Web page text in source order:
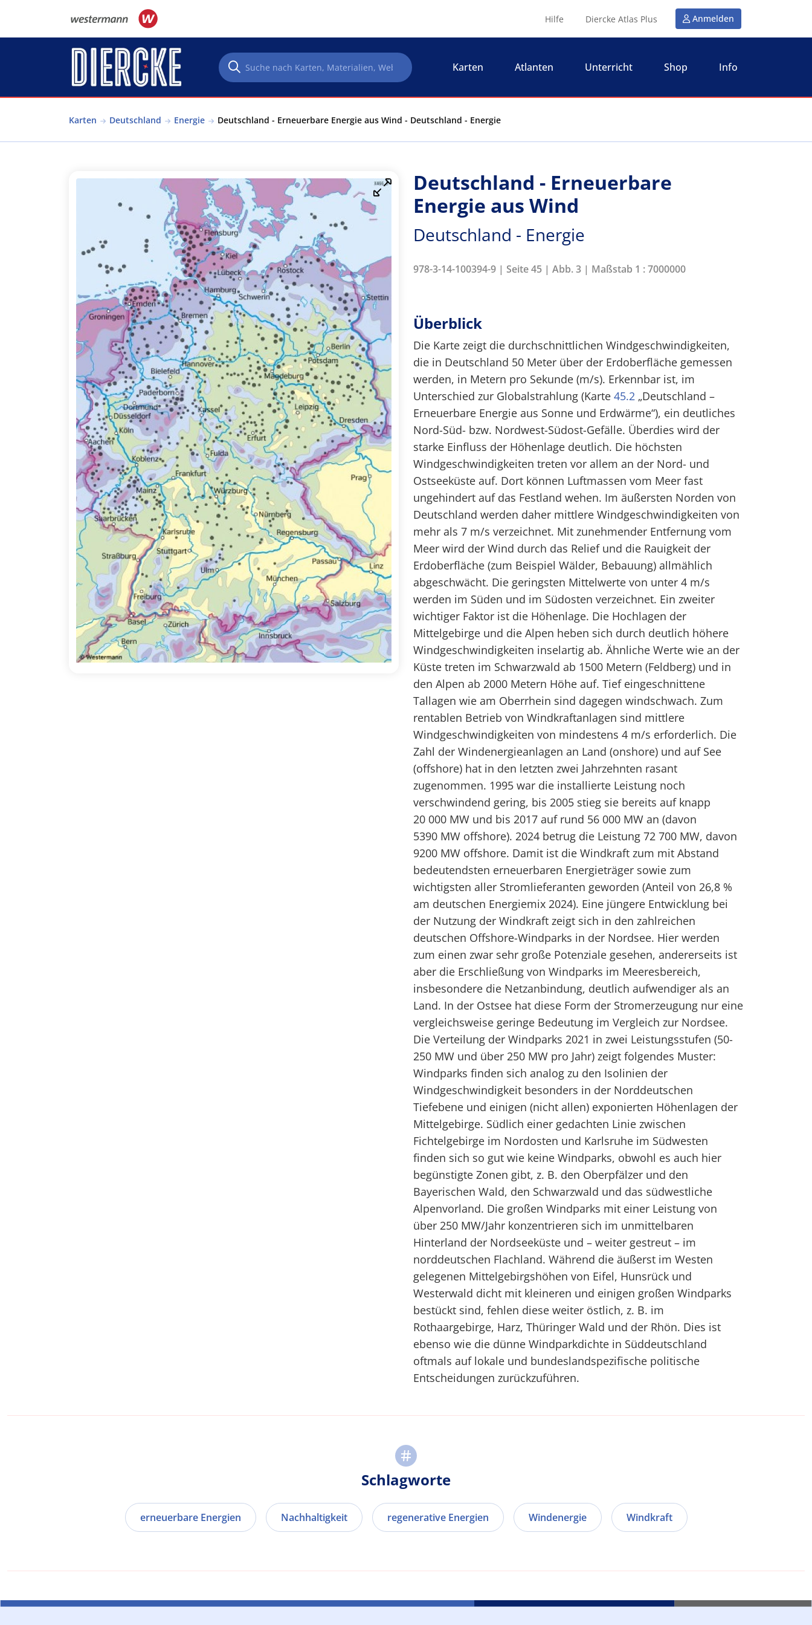
Hilfe Diercke Atlas Plus Anmelden
Karten Atlanten Unterricht Shop Info
Karten Deutschland Energie Deutschland - Erneuerbare Energie aus Wind - Deutschland - Energie
Deutschland - Erneuerbare
Energie aus Wind
Deutschland - Energie
978-3-14-100394-9 | Seite 45 | Abb. 3 | Maßstab 1 : 7000000
Überblick
Die Karte zeigt die durchschnittlichen Windgeschwindigkeiten,
die in Deutschland 50 Meter über der Erdoberfläche gemessen
werden, in Metern pro Sekunde (m/s). Erkennbar ist, im
Unterschied zur Globalstrahlung (Karte 45.2 „Deutschland –
Erneuerbare Energie aus Sonne und Erdwärme“), ein deutliches
Nord-Süd- bzw. Nordwest-Südost-Gefälle. Überdies wird der
starke Einfluss der Höhenlage deutlich. Die höchsten
Windgeschwindigkeiten treten vor allem an der Nord- und
Ostseeküste auf. Dort können Luftmassen vom Meer fast
ungehindert auf das Festland wehen. Im äußersten Norden von
Deutschland werden daher mittlere Windgeschwindigkeiten von
mehr als 7 m/s verzeichnet. Mit zunehmender Entfernung vom
Meer wird der Wind durch das Relief und die Rauigkeit der
Erdoberfläche (zum Beispiel Wälder, Bebauung) allmählich
abgeschwächt. Die geringsten Mittelwerte von unter 4 m/s
werden im Süden und im Südosten verzeichnet. Ein zweiter
wichtiger Faktor ist die Höhenlage. Die Hochlagen der
Mittelgebirge und die Alpen heben sich durch deutlich höhere
Windgeschwindigkeiten inselartig ab. Ähnliche Werte wie an der
Küste treten im Schwarzwald ab 1500 Metern (Feldberg) und in
den Alpen ab 2000 Metern Höhe auf. Tief eingeschnittene
Tallagen wie am Oberrhein sind dagegen windschwach. Zum
rentablen Betrieb von Windkraftanlagen sind mittlere
Windgeschwindigkeiten von mindestens 4 m/s erforderlich. Die
Zahl der Windenergieanlagen an Land (onshore) und auf See
(offshore) hat in den letzten zwei Jahrzehnten rasant
zugenommen. 1995 war die installierte Leistung noch
verschwindend gering, bis 2005 stieg sie bereits auf knapp
20 000 MW und bis 2017 auf rund 56 000 MW an (davon
5390 MW offshore). 2024 betrug die Leistung 72 700 MW, davon
9200 MW offshore. Damit ist die Windkraft zum mit Abstand
bedeutendsten erneuerbaren Energieträger sowie zum
wichtigsten aller Stromlieferanten geworden (Anteil von 26,8 %
am deutschen Energiemix 2024). Eine jüngere Entwicklung bei
der Nutzung der Windkraft zeigt sich in den zahlreichen
deutschen Offshore-Windparks in der Nordsee. Hier werden
zum einen zwar sehr große Potenziale gesehen, andererseits ist
aber die Erschließung von Windparks im Meeresbereich,
insbesondere die Netzanbindung, deutlich aufwendiger als an
Land. In der Ostsee hat diese Form der Stromerzeugung nur eine
vergleichsweise geringe Bedeutung im Vergleich zur Nordsee.
Die Verteilung der Windparks 2021 in zwei Leistungsstufen (50-
250 MW und über 250 MW pro Jahr) zeigt folgendes Muster:
Windparks finden sich analog zu den Isolinien der
Windgeschwindigkeit besonders in der Norddeutschen
Tiefebene und einigen (nicht allen) exponierten Höhenlagen der
Mittelgebirge. Südlich einer gedachten Linie zwischen
Fichtelgebirge im Nordosten und Karlsruhe im Südwesten
finden sich so gut wie keine Windparks, obwohl es auch hier
begünstigte Zonen gibt, z. B. den Oberpfälzer und den
Bayerischen Wald, den Schwarzwald und das südwestliche
Alpenvorland. Die großen Windparks mit einer Leistung von
über 250 MW/Jahr konzentrieren sich im unmittelbaren
Hinterland der Nordseeküste und – weiter gestreut – im
norddeutschen Flachland. Während die äußerst im Westen
gelegenen Mittelgebirgshöhen von Eifel, Hunsrück und
Westerwald dicht mit kleineren und einigen großen Windparks
bestückt sind, fehlen diese weiter östlich, z. B. im
Rothaargebirge, Harz, Thüringer Wald und der Rhön. Dies ist
ebenso wie die dünne Windparkdichte in Süddeutschland
oftmals auf lokale und bundeslandspezifische politische
Entscheidungen zurückzuführen.
Schlagworte
erneuerbare Energien Nachhaltigkeit regenerative Energien Windenergie Windkraft